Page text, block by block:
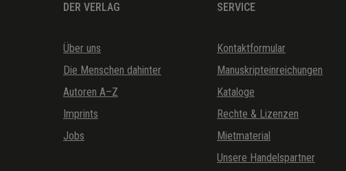
DER VERLAG
Über uns
Die Menschen dahinter
Autoren A–Z
Imprints
Jobs
SERVICE
Kontaktformular
Manuskripteinreichungen
Kataloge
Rechte & Lizenzen
Mietmaterial
Unsere Handelspartner